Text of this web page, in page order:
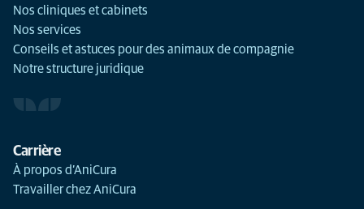
Nos cliniques et cabinets
Nos services
Conseils et astuces pour des animaux de compagnie
Notre structure juridique
Carrière
À propos d’AniCura
Travailler chez AniCura